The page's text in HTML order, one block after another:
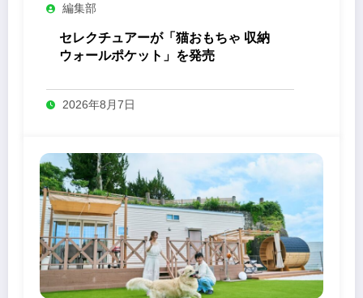
編集部
セレクチュアーが「猫おもちゃ 収納
ウォールポケット」を発売
2026年8月7日